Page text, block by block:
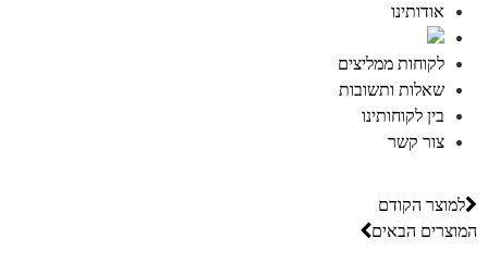
אודותינו
לקוחות ממליצים
שאלות ותשובות
בין לקוחותינו
צור קשר
למוצר הקודם
המוצרים הבאים